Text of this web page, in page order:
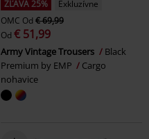
ZĽAVA 25%
Exkluzívne
OMC Od € 69,99
Od € 51,99
Army Vintage Trousers
Black
Premium by EMP
Cargo
nohavice